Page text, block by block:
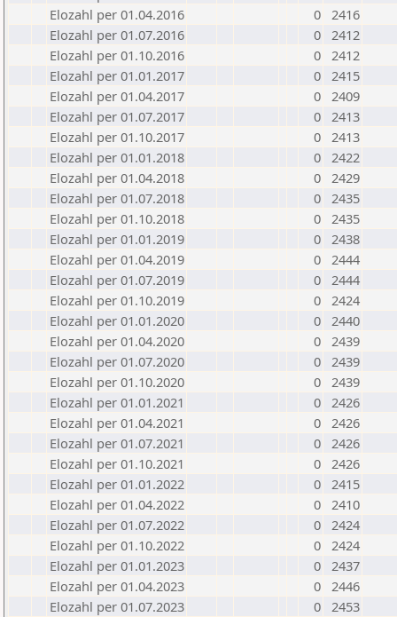
Elozahl per 01.04.2016
0 2416
Elozahl per 01.07.2016
0 2412
Elozahl per 01.10.2016
0 2412
Elozahl per 01.01.2017
0 2415
Elozahl per 01.04.2017
0 2409
Elozahl per 01.07.2017
0 2413
Elozahl per 01.10.2017
0 2413
Elozahl per 01.01.2018
0 2422
Elozahl per 01.04.2018
0 2429
Elozahl per 01.07.2018
0 2435
Elozahl per 01.10.2018
0 2435
Elozahl per 01.01.2019
0 2438
Elozahl per 01.04.2019
0 2444
Elozahl per 01.07.2019
0 2444
Elozahl per 01.10.2019
0 2424
Elozahl per 01.01.2020
0 2440
Elozahl per 01.04.2020
0 2439
Elozahl per 01.07.2020
0 2439
Elozahl per 01.10.2020
0 2439
Elozahl per 01.01.2021
0 2426
Elozahl per 01.04.2021
0 2426
Elozahl per 01.07.2021
0 2426
Elozahl per 01.10.2021
0 2426
Elozahl per 01.01.2022
0 2415
Elozahl per 01.04.2022
0 2410
Elozahl per 01.07.2022
0 2424
Elozahl per 01.10.2022
0 2424
Elozahl per 01.01.2023
0 2437
Elozahl per 01.04.2023
0 2446
Elozahl per 01.07.2023
0 2453